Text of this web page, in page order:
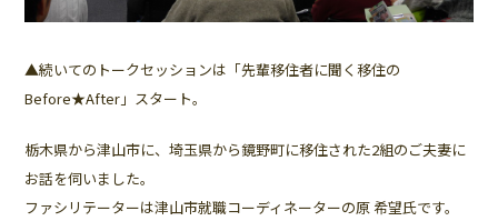
▲続いてのトークセッションは「先輩移住者に聞く移住の
Before★After」スタート。
栃木県から津山市に、埼玉県から鏡野町に移住された2組のご夫妻に
お話を伺いました。
ファシリテーターは津山市就職コーディネーターの原 希望氏です。